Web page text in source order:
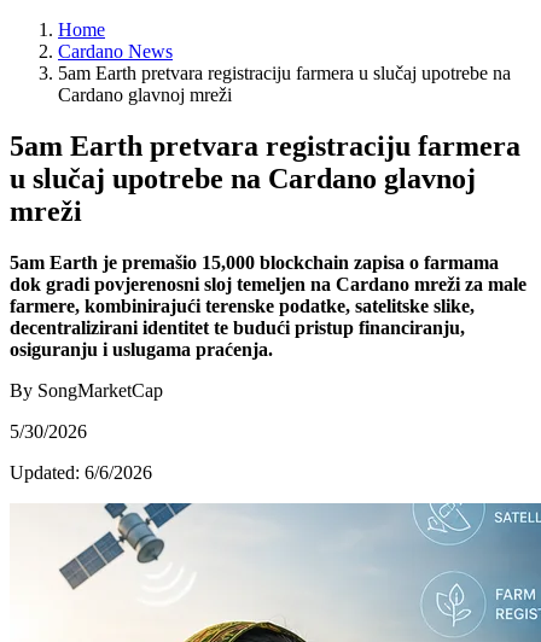
Home
Cardano News
5am Earth pretvara registraciju farmera u slučaj upotrebe na
Cardano glavnoj mreži
5am Earth pretvara registraciju farmera
u slučaj upotrebe na Cardano glavnoj
mreži
5am Earth je premašio 15,000 blockchain zapisa o farmama
dok gradi povjerenosni sloj temeljen na Cardano mreži za male
farmere, kombinirajući terenske podatke, satelitske slike,
decentralizirani identitet te budući pristup financiranju,
osiguranju i uslugama praćenja.
By SongMarketCap
5/30/2026
Updated: 6/6/2026